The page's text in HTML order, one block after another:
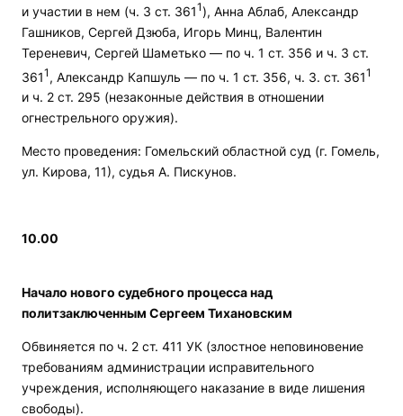
и участии в нем (ч. 3 ст. 3611), Анна Аблаб, Александр
Гашников, Сергей Дзюба, Игорь Минц, Валентин
Тереневич, Сергей Шаметько — по ч. 1 ст. 356 и ч. 3 ст.
3611 , Александр Капшуль — по ч. 1 ст. 356, ч. 3. ст. 3611
и ч. 2 ст. 295 (незаконные действия в отношении
огнестрельного оружия).
Место проведения: Гомельский областной суд (г. Гомель,
ул. Кирова, 11), судья А. Пискунов.
10.00
Начало нового судебного процесса над
политзаключенным Сергеем Тихановским
Обвиняется по ч. 2 ст. 411 УК (злостное неповиновение
требованиям администрации исправительного
учреждения, исполняющего наказание в виде лишения
свободы).